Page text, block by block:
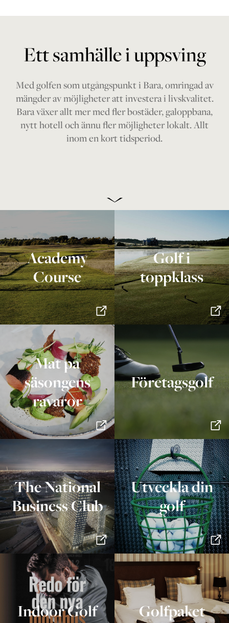
Ett samhälle i uppsving
Med golfen som utgångspunkt i Bara, omringad av
mängder av möjligheter att investera i livskvalitet.
Bara växer allt mer med fler bostäder, galoppbana,
nytt hotell och ännu fler möjligheter lokalt. Allt
inom en kort tidsperiod.
Academy
Course
Golf i
toppklass
Mat på
säsongens
råvaror
Företagsgolf
The National
Business Club
Utveckla din
golf
Indoor Golf Golfpaket